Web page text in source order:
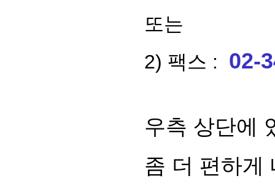
또는
2) 팩스 : 02-
우측 상단에
좀 더 편하게